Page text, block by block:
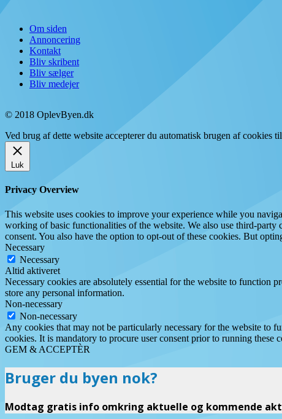
Om siden
Annoncering
Kontakt
Bliv skribent
Bliv sælger
Bliv medejer
© 2018 OplevByen.dk
Ved brug af dette website accepterer du automatisk brugen af cookies
Luk
Privacy Overview
This website uses cookies to improve your experience while you
working of basic functionalities of the website. We also use third-
consent. You also have the option to opt-out of these cookies. But
Necessary
Necessary
Altid aktiveret
Necessary cookies are absolutely essential for the website to function
store any personal information.
Non-necessary
Non-necessary
Any cookies that may not be particularly necessary for the website to
cookies. It is mandatory to procure user consent prior to running these
GEM & ACCEPTÈR
Bruger du byen nok?
Modtag gratis info omkring aktuelle og kommende